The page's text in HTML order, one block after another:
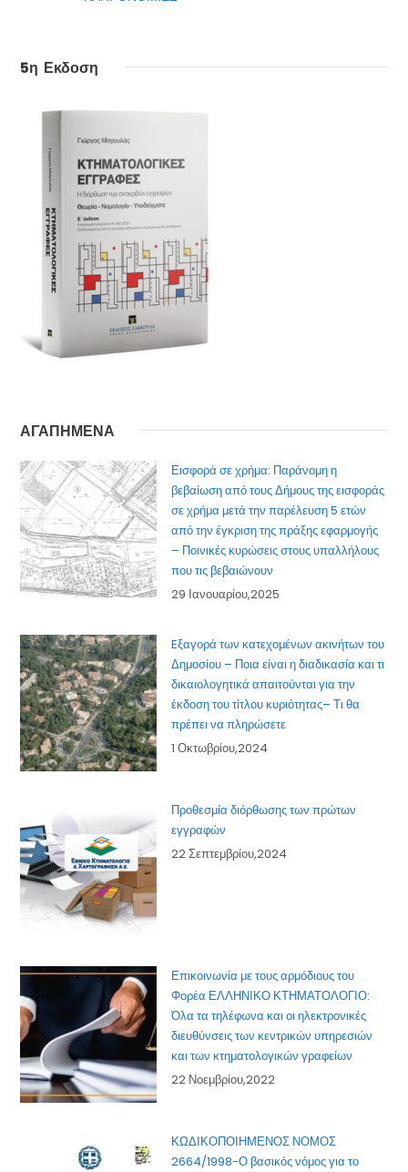
5η Εκδοση
ΑΓΑΠΗΜΕΝΑ
Εισφορά σε χρήμα: Παράνομη η
βεβαίωση από τους Δήμους της εισφοράς
σε χρήμα μετά την παρέλευση 5 ετών
από την έγκριση της πράξης εφαρμογής
– Ποινικές κυρώσεις στους υπαλλήλους
που τις βεβαιώνουν
29 Ιανουαρίου,2025
Eξαγορά των κατεχομένων ακινήτων του
Δημοσίου – Ποια είναι η διαδικασία και τι
δικαιολογητικά απαιτούνται για την
έκδοση του τίτλου κυριότητας– Τι θα
πρέπει να πληρώσετε
1 Οκτωβρίου,2024
Προθεσμία διόρθωσης των πρώτων
εγγραφών
22 Σεπτεμβρίου,2024
Επικοινωνία με τους αρμόδιους του
Φορέα ΕΛΛΗΝΙΚΟ ΚΤΗΜΑΤΟΛΟΓΙΟ:
Όλα τα τηλέφωνα και οι ηλεκτρονικές
διευθύνσεις των κεντρικών υπηρεσιών
και των κτηματολογικών γραφείων
22 Νοεμβρίου,2022
ΚΩΔΙΚΟΠΟΙΗΜΕΝΟΣ ΝΟΜΟΣ
2664/1998-Ο βασικός νόμος για το